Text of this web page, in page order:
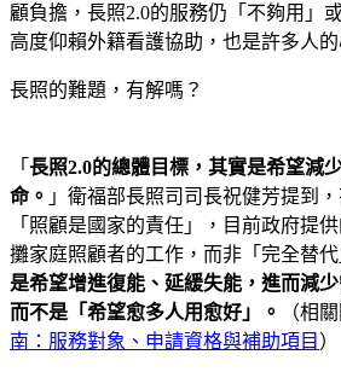
顧負擔，長照2.0的服務仍「不夠用」
高度仰賴外籍看護協助，也是許多人的
長照的難題，有解嗎？
「 長照2.0的總體目標，其實是希望減
命。 」衛福部長照司司長祝健芳提到
「照顧是國家的責任」，目前政府提
攤家庭照顧者的工作，而非「完全替代
是希望增進復能、延緩失能，進而減
而不是「希望愈多人用愈好」。
（相
南：服務對象、申請資格與補助項目 ）